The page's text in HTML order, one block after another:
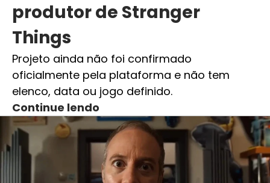
produtor de Stranger
Things
Projeto ainda não foi confirmado
oficialmente pela plataforma e não tem
elenco, data ou jogo definido.
Continue lendo